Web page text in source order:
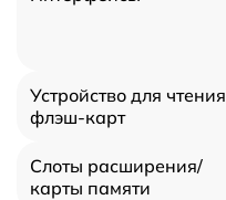
Устройство для чтения
флэш-карт
Слоты расширения/
карты памяти